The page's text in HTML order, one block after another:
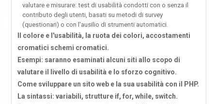
valutare e misurare: test di usabilità condotti con o senza il
contributo degli utenti, basati su metodi di survey
(questionari) o con l'ausilio di strumenti automatici.
Il colore e l'usabilità, la ruota dei colori, accostamenti
cromatici schemi cromatici.
Esempi: saranno esaminati alcuni siti allo scopo di
valutare il livello di usabilità e lo sforzo cognitivo.
Come sviluppare un sito web e la sua usabilità con il PHP.
La sintassi: variabili, strutture if, for, while, switch.